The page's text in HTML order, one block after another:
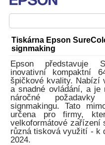
Tiskárna Epson
signmaking
Epson představuje
inovativní kompaktní
špičkové kvality. Nabízí
a snadné ovládání, a je
náročné požadavky
signmakingu. Tato
určena pro firmy,
velkoformátové zařízení
různá tisková využití - k
2024.